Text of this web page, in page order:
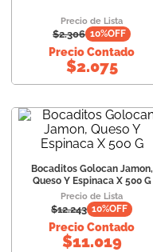
Precio de Lista
$2.306 10%OFF
Precio Contado
$2.075
Bocaditos Golocan Jamon,
Queso Y Espinaca X 500 G
Precio de Lista
$12.243 10%OFF
Precio Contado
$11.019